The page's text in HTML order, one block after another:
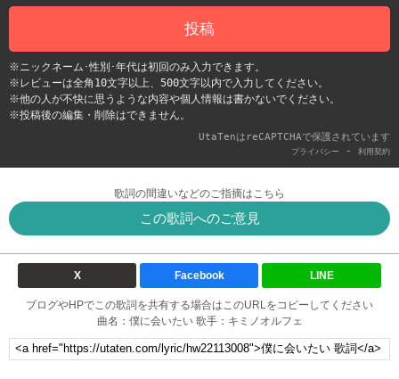
投稿
※ニックネーム･性別･年代は初回のみ入力できます。
※レビューは全角10文字以上、500文字以内で入力してください。
※他の人が不快に思うような内容や個人情報は書かないでください。
※投稿後の編集・削除はできません。
UtaTenはreCAPTCHAで保護されています
プライバシー - 利用契約
歌詞の間違いなどのご指摘はこちら
この歌詞へのご意見
X Facebook LINE
ブログやHPでこの歌詞を共有する場合はこのURLをコピーしてください
曲名：僕に会いたい 歌手：キミノオルフェ